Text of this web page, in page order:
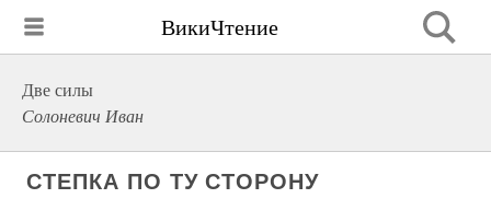
ВикиЧтение
Две силы
Солоневич Иван
СТЕПКА ПО ТУ СТОРОНУ